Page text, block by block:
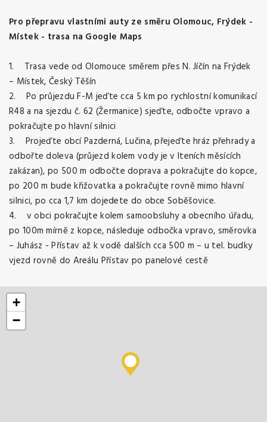
Pro přepravu vlastními auty ze směru Olomouc, Frýdek -
Místek - trasa na Google Maps
1. Trasa vede od Olomouce směrem přes N. Jíčín na Frýdek
– Místek, Český Těšín
2. Po průjezdu F-M jeďte cca 5 km po rychlostní komunikací
R48 a na sjezdu č. 62 (Žermanice) sjeďte, odbočte vpravo a
pokračujte po hlavní silnici
3. Projeďte obcí Pazderná, Lučina, přejeďte hráz přehrady a
odbořte doleva (průjezd kolem vody je v lteních měsících
zakázan), po 500 m odbočte doprava a pokračujte do kopce,
po 200 m bude křižovatka a pokračujte rovně mimo hlavní
silnici, po cca 1,7 km dojedete do obce Soběšovice.
4. v obci pokračujte kolem samoobsluhy a obecního úřadu,
po 100m mírně z kopce, následuje odbočka vpravo, směrovka
– Juhász - Přístav až k vodě dalších cca 500 m – u tel. budky
vjezd rovně do Areálu Přístav po panelové cestě
+
−